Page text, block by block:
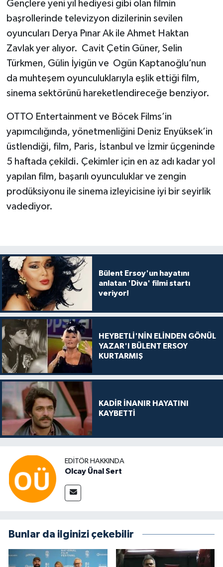
Gençlere yeni yıl hediyesi gibi olan filmin
başrollerinde televizyon dizilerinin sevilen
oyuncuları Derya Pınar Ak ile Ahmet Haktan
Zavlak yer alıyor. Cavit Çetin Güner, Selin
Türkmen, Gülin İyigün ve Ogün Kaptanoğlu’nun
da muhteşem oyunculuklarıyla eşlik ettiği film,
sinema sektörünü hareketlendireceğe benziyor.
OTTO Entertainment ve Böcek Films’in
yapımcılığında, yönetmenliğini Deniz Enyüksek’in
üstlendiği, film, Paris, İstanbul ve İzmir üçgeninde
5 haftada çekildi. Çekimler için en az adı kadar yol
yapılan film, başarılı oyunculuklar ve zengin
prodüksiyonu ile sinema izleyicisine iyi bir seyirlik
vadediyor.
Bülent Ersoy'un hayatını
anlatan 'Diva' filmi startı
veriyor!
HEYBETLİ'NİN ELİNDEN GÖNÜL
YAZAR'I BÜLENT ERSOY
KURTARMIŞ
KADİR İNANIR HAYATINI
KAYBETTİ
EDITÖR HAKKINDA
Olcay Ünal Sert
Bunlar da ilginizi çekebilir